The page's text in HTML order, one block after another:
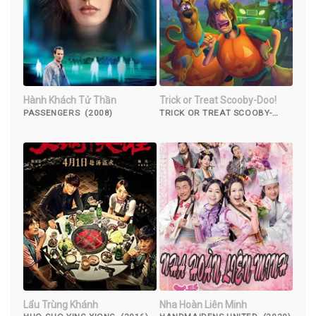
Hành Khách Tử Thần
PASSENGERS (2008)
Trick or Treat Scooby-Doo!
TRICK OR TREAT SCOOBY-
Lẩu Trùng Khánh Nha Hoàn Liên Minh